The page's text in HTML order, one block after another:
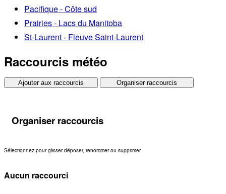
Pacifique - Côte sud
Prairies - Lacs du Manitoba
St-Laurent - Fleuve Saint-Laurent
Raccourcis météo
Ajouter aux raccourcis Organiser raccourcis
Organiser raccourcis
Sélectionnez pour glisser-déposer, renommer ou supprimer.
Aucun raccourci